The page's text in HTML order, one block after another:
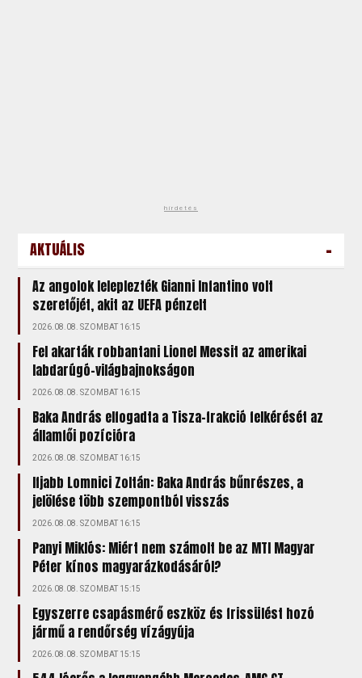
hirdetés
AKTUÁLIS -
Az angolok leleplezték Gianni Infantino volt
szeretőjét, akit az UEFA pénzelt
2026.08.08. SZOMBAT 16:15
Fel akarták robbantani Lionel Messit az amerikai
labdarúgó-világbajnokságon
2026.08.08. SZOMBAT 16:15
Baka András elfogadta a Tisza-frakció felkérését az
államfői pozícióra
2026.08.08. SZOMBAT 16:15
Ifjabb Lomnici Zoltán: Baka András bűnrészes, a
jelölése több szempontból visszás
2026.08.08. SZOMBAT 16:15
Panyi Miklós: Miért nem számolt be az MTI Magyar
Péter kínos magyarázkodásáról?
2026.08.08. SZOMBAT 15:15
Egyszerre csapásmérő eszköz és frissülést hozó
jármű a rendőrség vízágyúja
2026.08.08. SZOMBAT 15:15